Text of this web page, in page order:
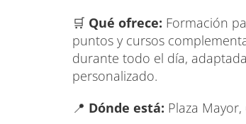
🛒 Qué ofrece: Formación
puntos y cursos
durante todo el día,
personalizado.
📍 Dónde está: Plaza